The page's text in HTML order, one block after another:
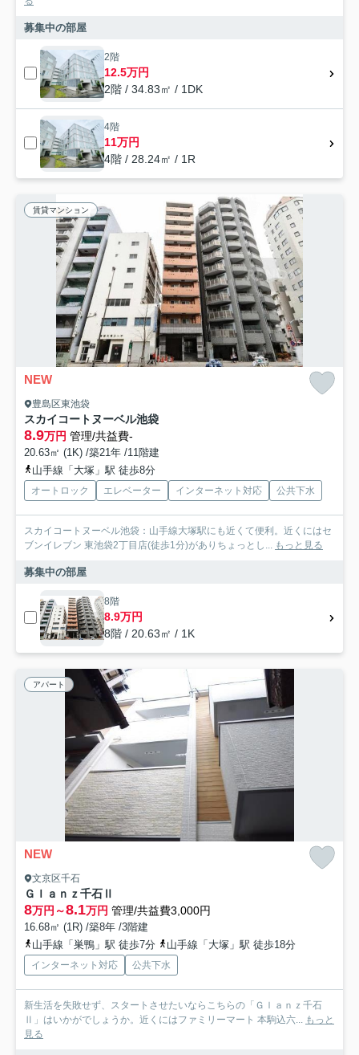
募集中の部屋
2階
12.5万円
2階 / 34.83㎡ / 1DK
4階
11万円
4階 / 28.24㎡ / 1R
賃貸マンション
NEW
豊島区東池袋
スカイコートヌーベル池袋
8.9万円 管理/共益費-
20.63㎡ (1K) /築21年 /11階建
山手線「大塚」駅 徒歩8分
オートロック エレベーター インターネット対応 公共下水
スカイコートヌーベル池袋：山手線大塚駅にも近くて便利。近くにはセ
ブンイレブン 東池袋2丁目店(徒歩1分)がありちょっとし...
もっと見る
募集中の部屋
8階
8.9万円
8階 / 20.63㎡ / 1K
アパート
NEW
文京区千石
Ｇｌａｎｚ千石Ⅱ
8万円～8.1万円 管理/共益費3,000円
16.68㎡ (1R) /築8年 /3階建
山手線「巣鴨」駅 徒歩7分
山手線「大塚」駅 徒歩18分
インターネット対応 公共下水
新生活を失敗せず、スタートさせたいならこちらの「Ｇｌａｎｚ千石
Ⅱ」はいかがでしょうか。近くにはファミリーマート 本駒込六...
もっと
見る